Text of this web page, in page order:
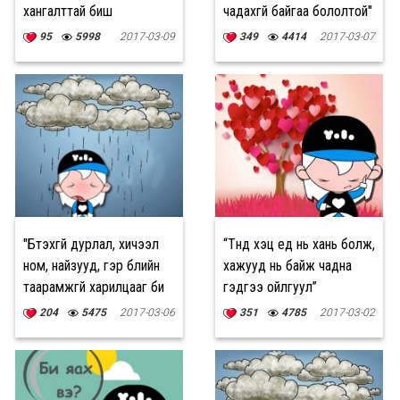
хангалттай биш
бололтой"
95 5998 2017-03-09
чадахгүй байгаа бололтой"
349 4414 2017-03-07
"Бүтэхгүй дурлал, хичээл
ном, найзууд, гэр бүлийн
таарамжгүй харилцааг би
яах вэ?"
204 5475 2017-03-06
“Түүнд хэцүү үед нь хань болж,
хажууд нь байж чадна
гэдгээ ойлгуул”
351 4785 2017-03-02